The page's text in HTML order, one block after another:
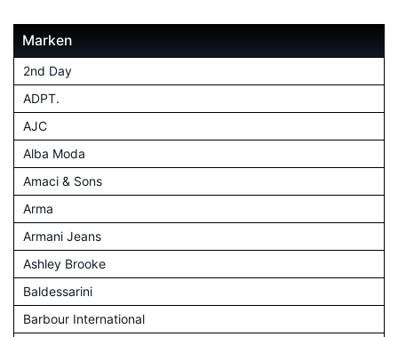
Marken
2nd Day
ADPT.
AJC
Alba Moda
Amaci & Sons
Arma
Armani Jeans
Ashley Brooke
Baldessarini
Barbour International